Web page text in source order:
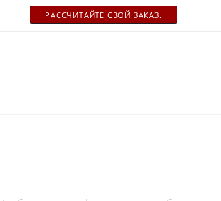
РАСCЧИТАЙТЕ СВОЙ ЗАКАЗ.